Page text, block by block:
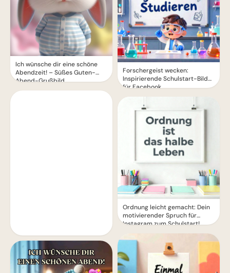
Ich wünsche dir eine schöne
Abendzeit! – Süßes Guten-
Abend-Grußbild
Forschergeist wecken:
Inspirierende Schulstart-Bilder
für Facebook
Ordnung leicht gemacht: Dein
motivierender Spruch für
Instagram zum Schulstart!